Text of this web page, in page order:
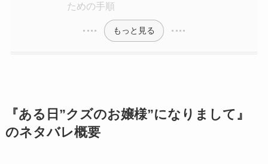
ための手順
もっと見る
『ある日”クズのお嬢様”になりまして』
のネタバレ概要